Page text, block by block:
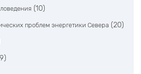
(10)
проблем энергетики Севера (20)